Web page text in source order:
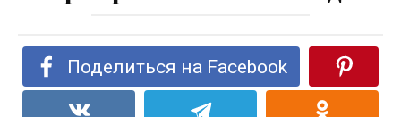
Поделиться на Facebook